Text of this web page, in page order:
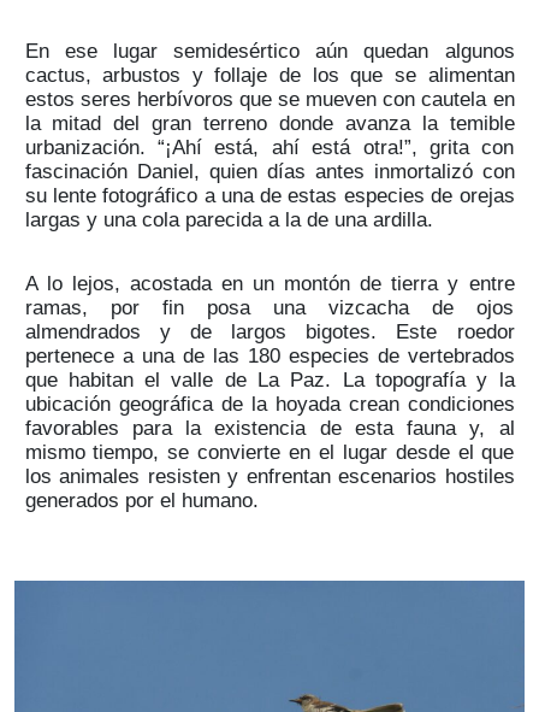
En ese lugar semidesértico aún quedan algunos
cactus, arbustos y follaje de los que se alimentan
estos seres herbívoros que se mueven con cautela en
la mitad del gran terreno donde avanza la temible
urbanización. “¡Ahí está, ahí está otra!”, grita con
fascinación Daniel, quien días antes inmortalizó con
su lente fotográfico a una de estas especies de orejas
largas y una cola parecida a la de una ardilla.
A lo lejos, acostada en un montón de tierra y entre
ramas, por fin posa una vizcacha de ojos
almendrados y de largos bigotes. Este roedor
pertenece a una de las 180 especies de vertebrados
que habitan el valle de La Paz. La topografía y la
ubicación geográfica de la hoyada crean condiciones
favorables para la existencia de esta fauna y, al
mismo tiempo, se convierte en el lugar desde el que
los animales resisten y enfrentan escenarios hostiles
generados por el humano.